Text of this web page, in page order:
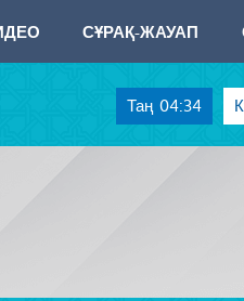
СҰРАҚ-ЖАУАП
Таң 04:34